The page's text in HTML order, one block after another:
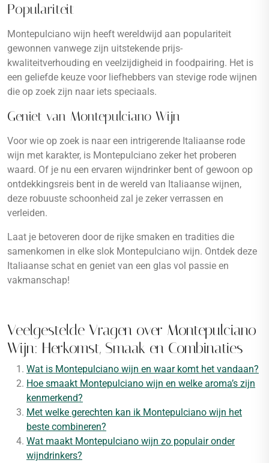
Populariteit
Montepulciano wijn heeft wereldwijd aan populariteit
gewonnen vanwege zijn uitstekende prijs-
kwaliteitverhouding en veelzijdigheid in foodpairing. Het is
een geliefde keuze voor liefhebbers van stevige rode wijnen
die op zoek zijn naar iets speciaals.
Geniet van Montepulciano Wijn
Voor wie op zoek is naar een intrigerende Italiaanse rode
wijn met karakter, is Montepulciano zeker het proberen
waard. Of je nu een ervaren wijndrinker bent of gewoon op
ontdekkingsreis bent in de wereld van Italiaanse wijnen,
deze robuuste schoonheid zal je zeker verrassen en
verleiden.
Laat je betoveren door de rijke smaken en tradities die
samenkomen in elke slok Montepulciano wijn. Ontdek deze
Italiaanse schat en geniet van een glas vol passie en
vakmanschap!
Veelgestelde Vragen over Montepulciano
Wijn: Herkomst, Smaak en Combinaties
Wat is Montepulciano wijn en waar komt het vandaan?
Hoe smaakt Montepulciano wijn en welke aroma’s zijn
kenmerkend?
Met welke gerechten kan ik Montepulciano wijn het
beste combineren?
Wat maakt Montepulciano wijn zo populair onder
wijndrinkers?